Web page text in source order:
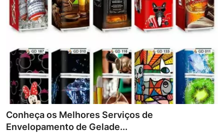
LGPD
Galeria
Conheça os Melhores Serviços de
Envelopamento de Gelade...